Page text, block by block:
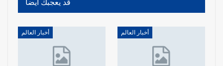
قد يعجبك ايضا
أخبار العالم أخبار العالم